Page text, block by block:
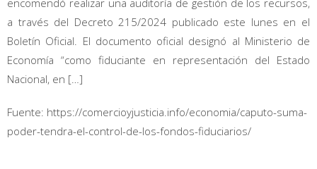
a través del Decreto 215/2024 publicado este lunes en el
Boletín Oficial. El documento oficial designó al Ministerio de
Economía “como fiduciante en representación del Estado
Nacional, en […]
Fuente: https://comercioyjusticia.info/economia/caputo-suma-
poder-tendra-el-control-de-los-fondos-fiduciarios/